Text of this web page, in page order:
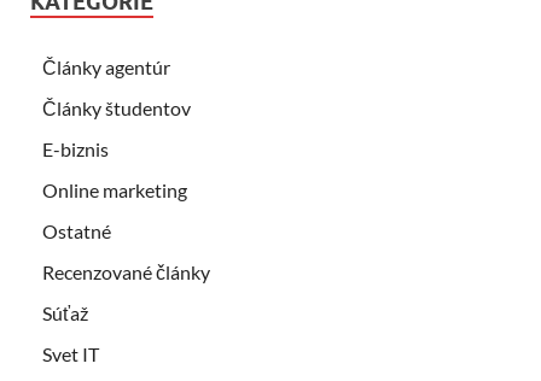
Články agentúr
Články študentov
E-biznis
Online marketing
Ostatné
Recenzované články
Súťaž
Svet IT